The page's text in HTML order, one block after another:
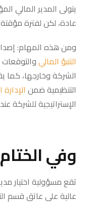
يتولى المدير المالي
عادة، لكن لفترة
ومن هذه المهام: إصدار
التنبؤ المالي
الشركة وخارجها، كما
التنظيمية ضمن الإدارة
الإستراتيجية للشركة
وفي
تقع مسؤولية اختيار
عالية على عاتق قسم